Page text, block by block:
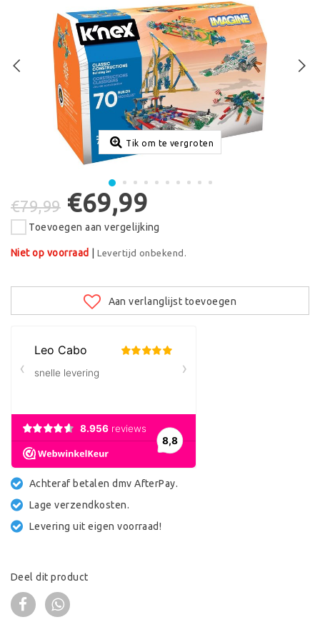
Tik om te vergroten
€79,99 €69,99
Toevoegen aan vergelijking
Niet op voorraad |Levertijd onbekend.
Aan verlanglijst toevoegen
Achteraf betalen dmv AfterPay.
Lage verzendkosten.
Levering uit eigen voorraad!
Deel dit product